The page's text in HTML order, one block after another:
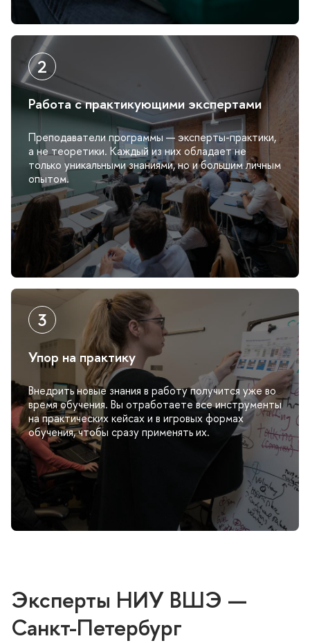
Работа с практикующими экспертами
Преподаватели программы — эксперты-практики,
а не теоретики. Каждый из них обладает не
только уникальными знаниями, но и большим личным
опытом.
Упор на практику
недрить новые знания в работу получится уже во
ремя обучения. Вы отработаете все инструменты
на практических кейсах и в игровых формах
обучения, чтобы сразу применять их.
Эксперты НИУ ВШЭ —
Санкт-Петербур